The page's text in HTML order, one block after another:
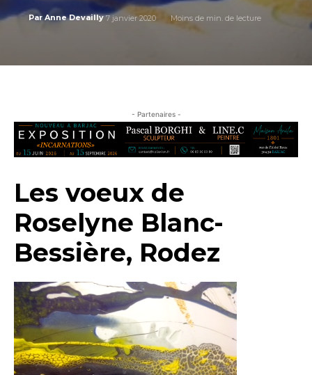
Par Anne Devailly 7 janvier 2020 Moins de min. de lecture
- Partenaires -
Les voeux de
Roselyne Blanc-
Bessière, Rodez